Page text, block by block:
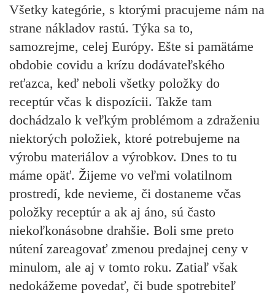
Všetky kategórie, s ktorými pracujeme nám na
strane nákladov rastú. Týka sa to,
samozrejme, celej Európy. Ešte si pamätáme
obdobie covidu a krízu dodávateľského
reťazca, keď neboli všetky položky do
receptúr včas k dispozícii. Takže tam
dochádzalo k veľkým problémom a zdraženiu
niektorých položiek, ktoré potrebujeme na
výrobu materiálov a výrobkov. Dnes to tu
máme opäť. Žijeme vo veľmi volatilnom
prostredí, kde nevieme, či dostaneme včas
položky receptúr a ak aj áno, sú často
niekoľkonásobne drahšie. Boli sme preto
nútení zareagovať zmenou predajnej ceny v
minulom, ale aj v tomto roku. Zatiaľ však
nedokážeme povedať, či bude spotrebiteľ